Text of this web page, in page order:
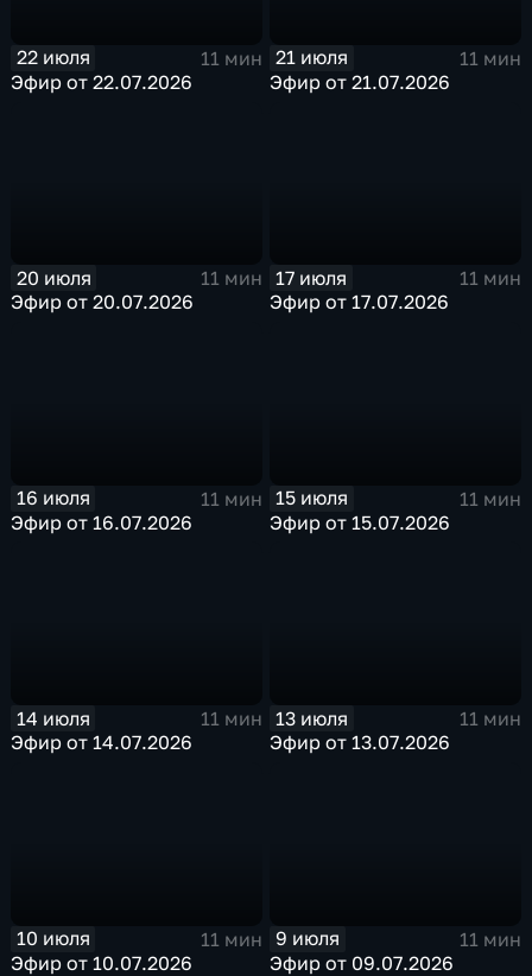
22 июля
11 мин
Эфир от 22.07.2026
21 июля
11 мин
Эфир от 21.07.2026
20 июля
11 мин
Эфир от 20.07.2026
17 июля
11 мин
Эфир от 17.07.2026
16 июля
11 мин
Эфир от 16.07.2026
15 июля
11 мин
Эфир от 15.07.2026
14 июля
11 мин
Эфир от 14.07.2026
13 июля
11 мин
Эфир от 13.07.2026
10 июля
11 мин
Эфир от 10.07.2026
9 июля
11 мин
Эфир от 09.07.2026